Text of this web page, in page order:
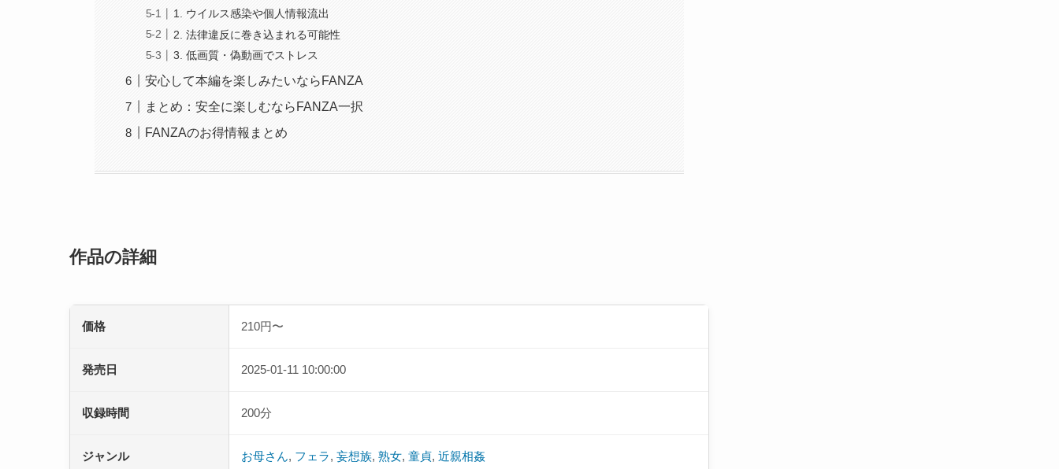
1. ウイルス感染や個人情報流出
2. 法律違反に巻き込まれる可能性
3. 低画質・偽動画でストレス
安心して本編を楽しみたいならFANZA
まとめ：安全に楽しむならFANZA一択
FANZAのお得情報まとめ
作品の詳細
価格 210円〜
発売日 2025-01-11 10:00:00
収録時間 200分
ジャンル お母さん, フェラ, 妄想族, 熟女, 童貞, 近親相姦